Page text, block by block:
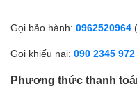
Gọi bảo hành: 0962520964
Gọi khiếu nại: 090 2345 972
Phương thức thanh